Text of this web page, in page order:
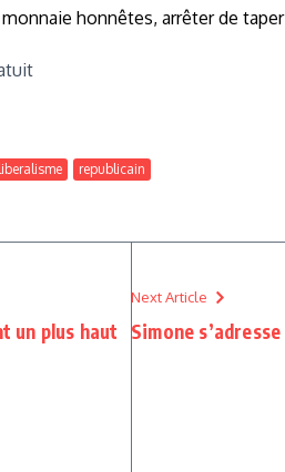
honnêtes, arrêter de
republicain
un plus haut
Next Article
Simone